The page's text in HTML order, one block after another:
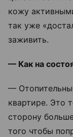
кожу
так уже
заживить.
— Как на
—
квартире. Это
сторону
того чтобы